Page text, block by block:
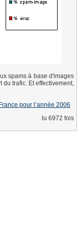
spams à base d'images
trafic. Et effectivement,
pour l’année 2006
lu 6972 fois